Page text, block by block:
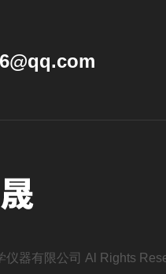
器有限公司 Al Rights